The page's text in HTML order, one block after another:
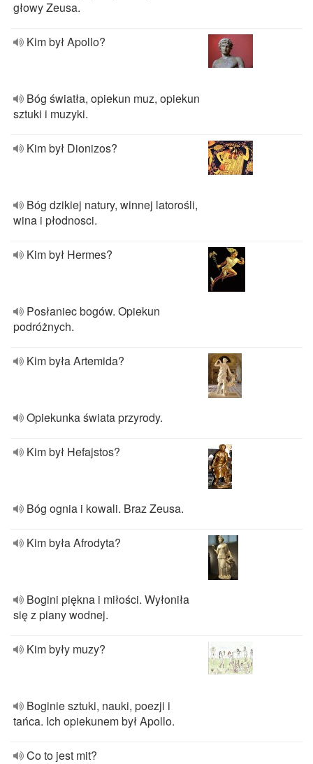
głowy Zeusa.
Kim był Apollo?
Bóg światła, opiekun muz, opiekun
sztuki i muzyki.
Kim był Dionizos?
Bóg dzikiej natury, winnej latorośli,
wina i płodnosci.
Kim był Hermes?
Posłaniec bogów. Opiekun
podróżnych.
Kim była Artemida?
Opiekunka świata przyrody.
Kim był Hefajstos?
Bóg ognia i kowali. Braz Zeusa.
Kim była Afrodyta?
Bogini piękna i miłości. Wyłoniła
się z piany wodnej.
Kim były muzy?
Boginie sztuki, nauki, poezji i
tańca. Ich opiekunem był Apollo.
Co to jest mit?